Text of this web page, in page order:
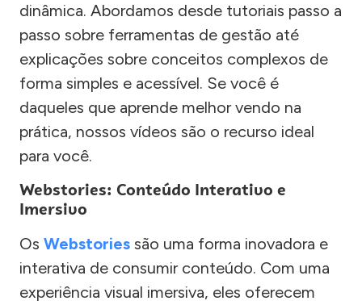
dinâmica. Abordamos desde tutoriais passo a
passo sobre ferramentas de gestão até
explicações sobre conceitos complexos de
forma simples e acessível. Se você é
daqueles que aprende melhor vendo na
prática, nossos vídeos são o recurso ideal
para você.
Webstories: Conteúdo Interativo e
Imersivo
Os Webstories são uma forma inovadora e
interativa de consumir conteúdo. Com uma
experiência visual imersiva, eles oferecem